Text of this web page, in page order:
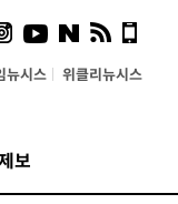
뉴시스 위클리뉴시스
보